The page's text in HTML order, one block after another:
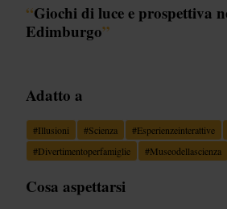
“Giochi di luce e prospettiva
Edimburgo”
Adatto a
#Illusioni #Scienza #Esperienzeinterattive
#Divertimentoperfamiglie #Museodellascienza
Cosa aspettarsi